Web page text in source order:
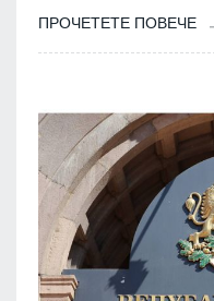
ПРОЧЕТЕТЕ ПОВЕЧЕ